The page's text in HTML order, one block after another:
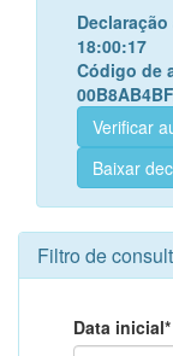
18:00:17
Código de
Verificar
Baixar
Filtro de
Data inicial*